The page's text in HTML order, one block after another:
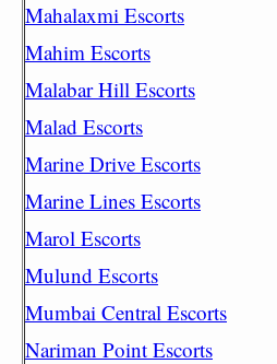
Mahalaxmi Escorts
Mahim Escorts
Malabar Hill Escorts
Malad Escorts
Marine Drive Escorts
Marine Lines Escorts
Marol Escorts
Mulund Escorts
Mumbai Central Escorts
Nariman Point Escorts